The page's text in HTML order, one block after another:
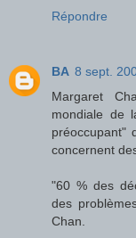
Répondre
BA 8 sept.
Margaret
mondiale de
préoccupant"
concernent
"60 % des
des
Chan.